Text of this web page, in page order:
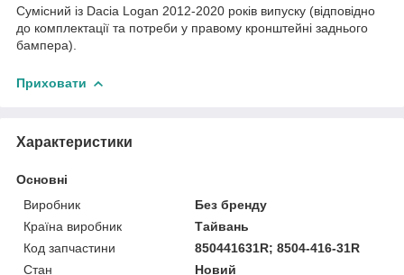
Сумісний із Dacia Logan 2012-2020 років випуску (відповідно
до комплектації та потреби у правому кронштейні заднього
бампера).
Приховати
Характеристики
Основні
Виробник
Без бренду
Країна виробник
Тайвань
Код запчастини
850441631R; 8504-416-31R
Стан
Новий